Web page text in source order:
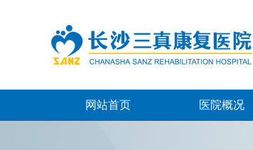
网站首页 医院概况